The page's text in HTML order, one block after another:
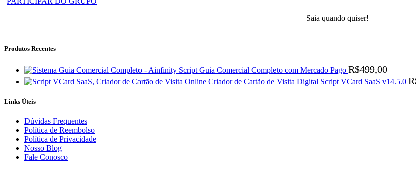
Saia quando quiser!
Produtos Recentes
Script Guia Comercial Completo com Mercado Pago R$499,00
Criador de Cartão de Visita Digital Script VCard SaaS v14.5.0
Links Úteis
Dúvidas Frequentes
Política de Reembolso
Política de Privacidade
Nosso Blog
Fale Conosco